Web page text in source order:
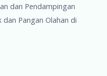
dan Pendampingan
dan Pangan Olahan di